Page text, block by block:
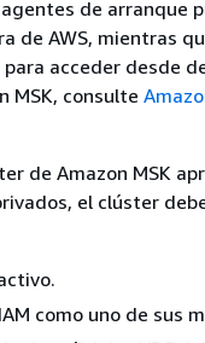
de arranque
de AWS, mientras
acceder desde
MSK, consulte
de Amazon MSK
el clúster
como uno de sus